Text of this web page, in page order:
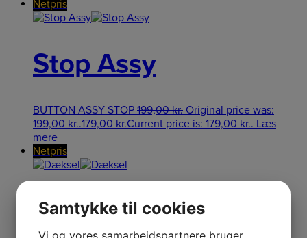
Netpris
Stop Assy
BUTTON ASSY STOP 199,00kr. Original price was:
199,00 kr..179,00 kr.Current price is: 179,00 kr.. Læs
mere
Netpris
Dæksel
Samtykke til cookies
Vi og vores samarbejdspartnere bruger